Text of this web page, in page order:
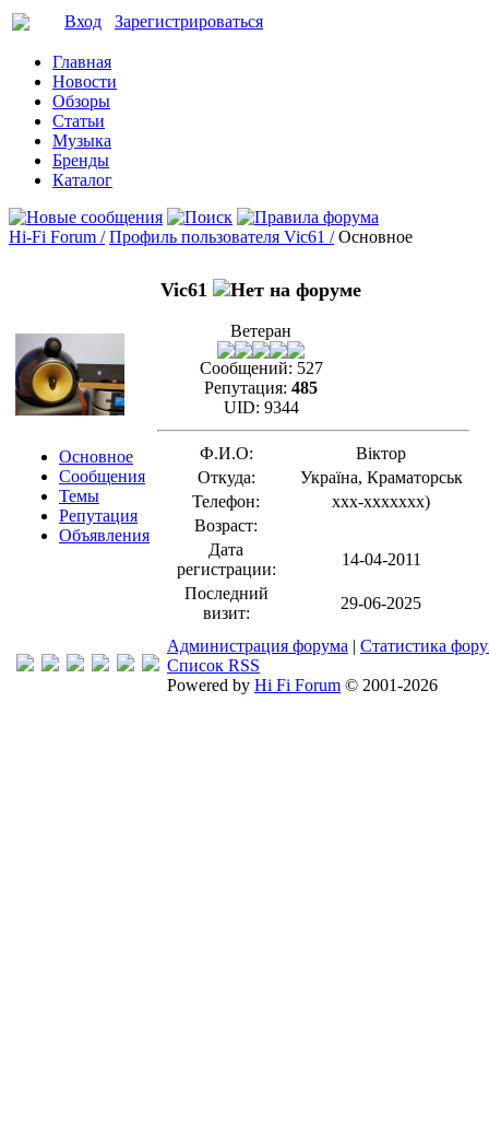
Вход Зарегистрироваться
Главная
Новости
Обзоры
Статьи
Музыка
Бренды
Каталог
Hi-Fi Forum / Профиль пользователя Vic61 / Основное
Основное
Сообщения
Темы
Репутация
Объявления
Vic61
Ветеран
Сообщений: 527
Репутация: 485
UID: 9344
Ф.И.О:
Віктор
Откуда:
Україна, Краматорськ
Телефон:
xxx-xxxxxxx)
Возраст:
Дата
регистрации:
14-04-2011
Последний
визит:
29-06-2025
Администрация форума | Статистика
Список RSS
Powered by Hi Fi Forum © 2001-2026